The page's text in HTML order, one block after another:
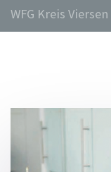
WFG Kreis Viersen